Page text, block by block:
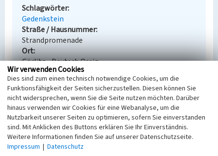
Schlagwörter
Gedenkstein
Straße / Hausnummer
Strandpromenade
Ort
Görlitz - Deutsch Ossig
Fachsicht(en)
Denkmalpflege
Erfassungsmaßstab
Keine Angabe
Erfassungsmethode
Übernahme aus externer Fachdatenbank
Wir verwenden Cookies
Dies sind zum einen technisch notwendige Cookies, um die
Funktionsfähigkeit der Seiten sicherzustellen. Diesen können Sie
nicht widersprechen, wenn Sie die Seite nutzen möchten. Darüber
hinaus verwenden wir Cookies für eine Webanalyse, um die
Nutzbarkeit unserer Seiten zu optimieren, sofern Sie einverstanden
sind. Mit Anklicken des Buttons erklären Sie Ihr Einverständnis.
Weitere Informationen finden Sie auf unserer Datenschutzseite.
Impressum | Datenschutz